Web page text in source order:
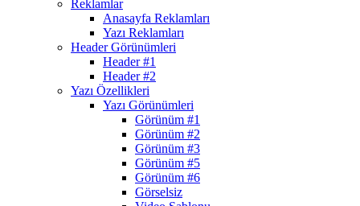
Reklamlar
Anasayfa Reklamları
Yazı Reklamları
Header Görünümleri
Header #1
Header #2
Yazı Özellikleri
Yazı Görünümleri
Görünüm #1
Görünüm #2
Görünüm #3
Görünüm #5
Görünüm #6
Görselsiz